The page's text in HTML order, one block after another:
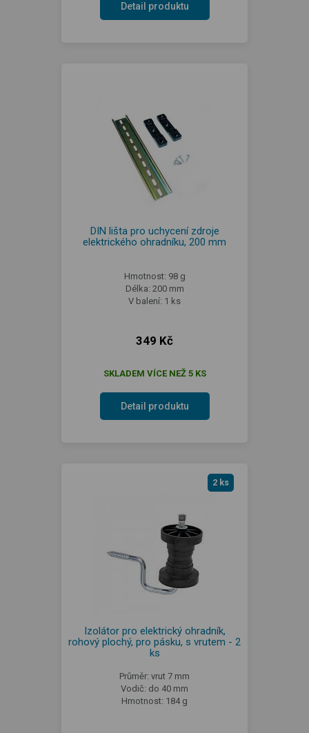
Detail produktu
DIN lišta pro uchycení zdroje
elektrického ohradníku, 200 mm
Hmotnost: 98 g
Délka: 200 mm
V balení: 1 ks
349 Kč
SKLADEM VÍCE NEŽ 5 KS
Detail produktu
2 ks
Izolátor pro elektrický ohradník,
rohový plochý, pro pásku, s vrutem - 2
ks
Průměr: vrut 7 mm
Vodič: do 40 mm
Hmotnost: 184 g